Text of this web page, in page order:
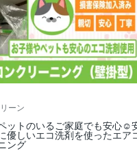
ーン
ットのいるご家庭でも安心☺️
優しいエコ洗剤を使ったエア
ング